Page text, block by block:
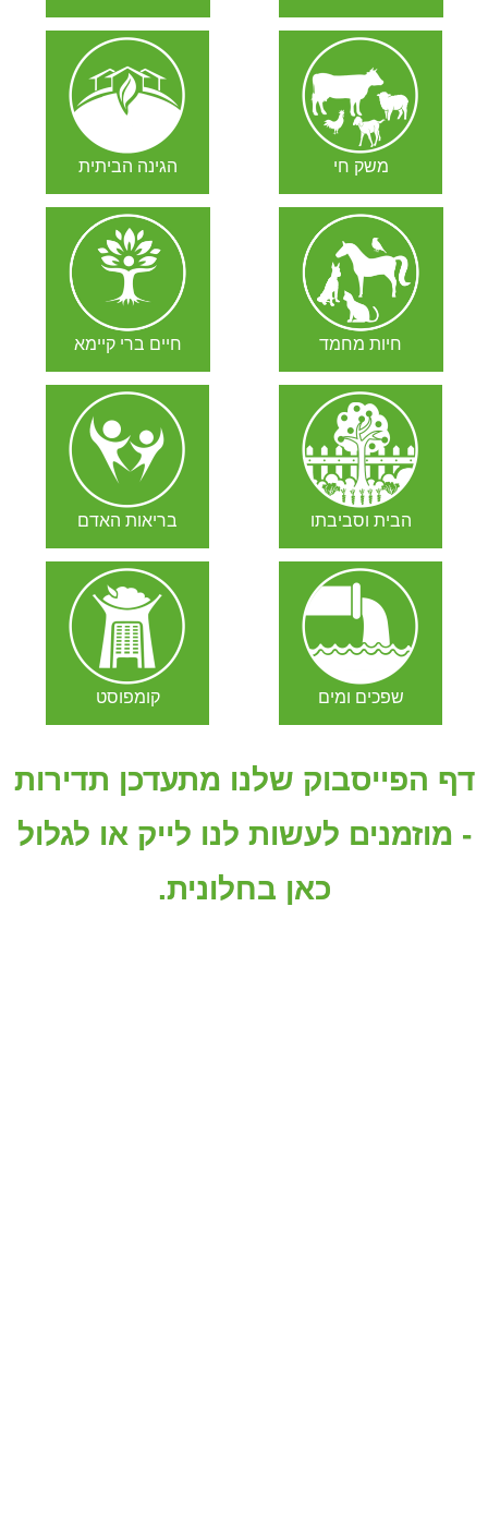
משק חי הגינה הביתית
חיות מחמד חיים ברי קיימא
הבית וסביבתו בריאות האדם
קומפוסט שפכים ומים
דף הפייסבוק שלנו מתעדכן תדירות
- מוזמנים לעשות לנו לייק או לגלול
כאן בחלונית.